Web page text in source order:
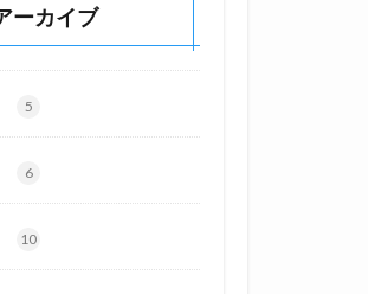
ーカイブ
5
6
10